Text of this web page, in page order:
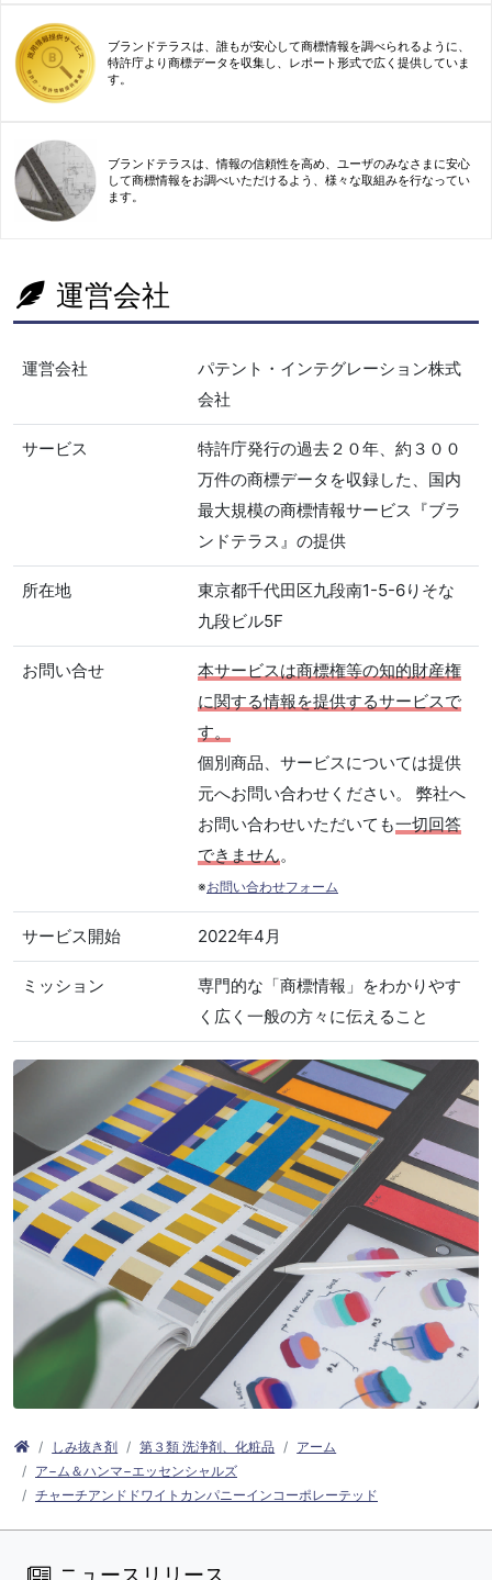
ブランドテラスは、誰もが安心して商標情報を調べられるように、
特許庁より商標データを収集し、レポート形式で広く提供していま
す。
ブランドテラスは、情報の信頼性を高め、ユーザのみなさまに安心
して商標情報をお調べいただけるよう、様々な取組みを行なってい
ます。
運営会社
運営会社
パテント・インテグレーション株式
会社
サービス
特許庁発行の過去２０年、約３００
万件の商標データを収録した、国内
最大規模の商標情報サービス『ブラ
ンドテラス』の提供
所在地
東京都千代田区九段南1-5-6りそな
九段ビル5F
お問い合せ
本サービスは商標権等の知的財産権
に関する情報を提供するサービスで
す。
個別商品、サービスについては提供
元へお問い合わせください。 弊社へ
お問い合わせいただいても一切回答
できません。
※お問い合わせフォーム
サービス開始 2022年4月
ミッション
専門的な「商標情報」をわかりやす
く広く一般の方々に伝えること
しみ抜き剤 第３類 洗浄剤、化粧品
アーム
ア−ム＆ハンマ−エッセンシャルズ
チャーチアンドドワイトカンパニーインコーポレーテッド